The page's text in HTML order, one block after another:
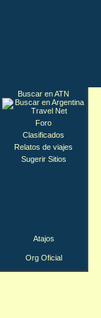
Buscar en ATN
Foro
Clasificados
Relatos de viajes
Sugerir Sitios
Atajos
Org Oficial